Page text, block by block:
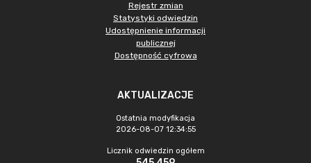
Rejestr zmian
Statystyki odwiedzin
Udostępnienie informacji
publicznej
Dostępność cyfrowa
AKTUALIZACJE
Ostatnia modyfikacja
2026-08-07 12:34:55
Licznik odwiedzin ogółem